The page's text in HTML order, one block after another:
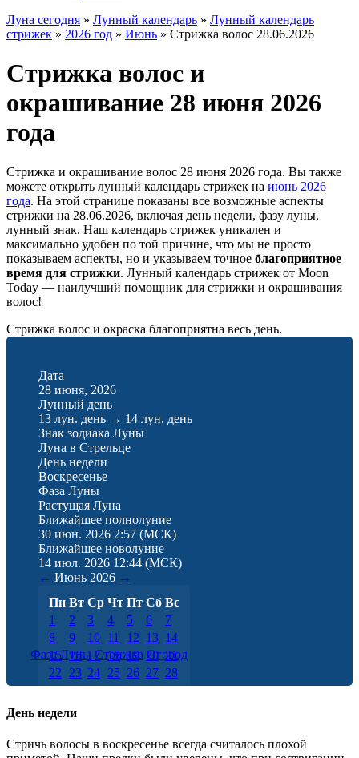
Луна сегодня » Лунный календарь » Лунный календарь
стрижек » 2026 год » Июнь » Стрижка волос 28.06.2026
Стрижка волос и
окрашивание 28 июня 2026
года
Стрижка и окрашивание волос 28 июня 2026 года. Вы также
можете открыть лунный календарь стрижек на июнь 2026
года. На этой странице показаны все возможные аспекты
стрижки на 28.06.2026, включая день недели, фазу луны,
лунный знак. Наш календарь стрижек уникален и
максимально удобен по той причине, что мы не просто
показываем аспекты, но и указываем точное благоприятное
время для стрижки. Лунный календарь стрижек от Moon
Today — наилучший помощник для стрижки и окрашивания
волос!
Стрижка волос и окраска благоприятна весь день.
Дата
28 июня, 2026
Лунный день
13 лун. день → 14 лун. день
Знак зодиака Луны
Луна в Стрельце
День недели
Воскресенье
Фаза Луны
Растущая Луна
Ближайшее полнолуние
30 июн. 2026 2:57 (МСК)
Ближайшее новолуние
14 июл. 2026 12:44 (МСК)
← Июнь 2026 →
Пн Вт Ср Чт Пт Сб Вс
1
2 3 4 5 6
7
8
9 10 11 12 13 14
15 16 17 18 19 20 21
22
23 24 25 26 27 28
29 30
Фаза Луны Стрижка Огород
День недели
Стричь волосы в воскресенье всегда считалось плохой